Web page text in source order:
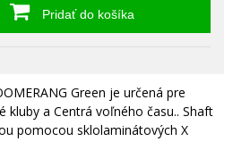
Pridať do košíka
Green je určená pre
kluby a Centrá voľného času.. Shaft
pomocou sklolaminátových X